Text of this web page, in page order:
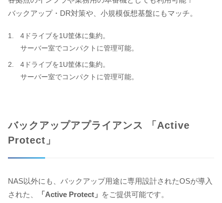
バックアップ・DR対策や、小規模仮想基盤にもマッチ。
4ドライブを1U筐体に集約。
サーバー室でコンパクトに管理可能。
4ドライブを1U筐体に集約。
サーバー室でコンパクトに管理可能。
バックアップアプライアンス 「Active
Protect」
NAS以外にも、バックアップ用途に専用設計されたOSが導入
された、
「Active Protect」 をご提供可能です。